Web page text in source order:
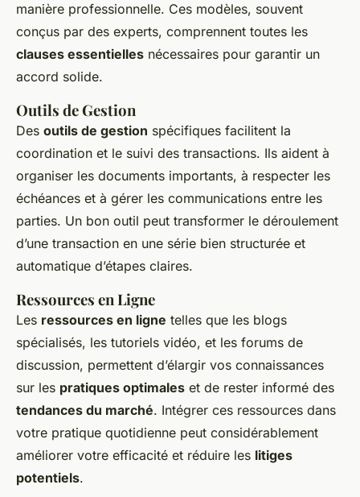
manière professionnelle. Ces modèles, souvent
conçus par des experts, comprennent toutes les
clauses essentielles nécessaires pour garantir un
accord solide.
Outils de Gestion
Des outils de gestion spécifiques facilitent la
coordination et le suivi des transactions. Ils aident à
organiser les documents importants, à respecter les
échéances et à gérer les communications entre les
parties. Un bon outil peut transformer le déroulement
d’une transaction en une série bien structurée et
automatique d’étapes claires.
Ressources en Ligne
Les ressources en ligne telles que les blogs
spécialisés, les tutoriels vidéo, et les forums de
discussion, permettent d’élargir vos connaissances
sur les pratiques optimales et de rester informé des
tendances du marché. Intégrer ces ressources dans
votre pratique quotidienne peut considérablement
améliorer votre efficacité et réduire les litiges
potentiels.